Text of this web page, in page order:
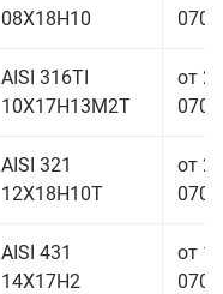
08Х18Н10
AISI 316TI
10Х17Н13М2Т
от
AISI 321
12Х18Н10Т
от
AISI 431
14Х17Н2
от